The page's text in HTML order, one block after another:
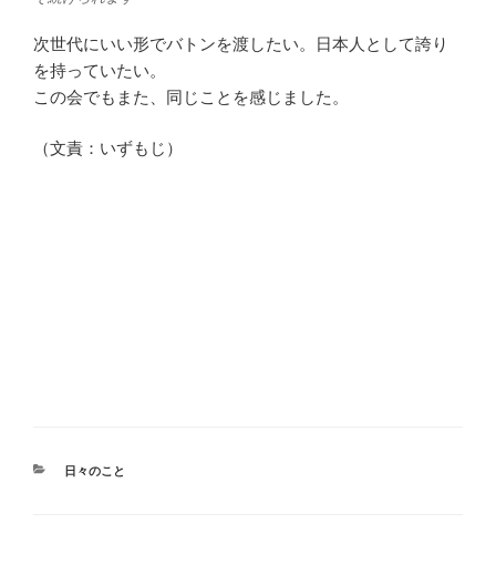
次世代にいい形でバトンを渡したい。日本人として誇り
を持っていたい。
この会でもまた、同じことを感じました。
（文責：いずもじ）
カ
日々のこと